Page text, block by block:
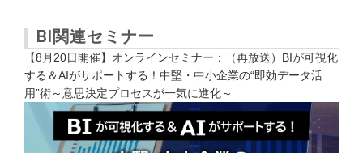
BI関連セミナー
【8月20日開催】オンラインセミナー：（再放送）BIが可視化
する＆AIがサポートする！中堅・中小企業の“即効データ活
用”術～意思決定プロセスが一気に進化～